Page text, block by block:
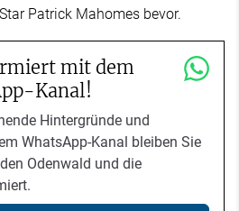
Patrick Mahomes bevor.
mit dem
Kanal!
Hintergründe und
WhatsApp-Kanal bleiben Sie
Odenwald und die